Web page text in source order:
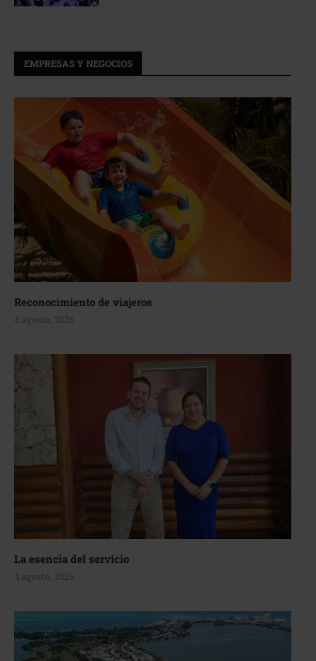
EMPRESAS Y NEGOCIOS
Reconocimiento de viajeros
4 agosto, 2026
La esencia del servicio
4 agosto, 2026